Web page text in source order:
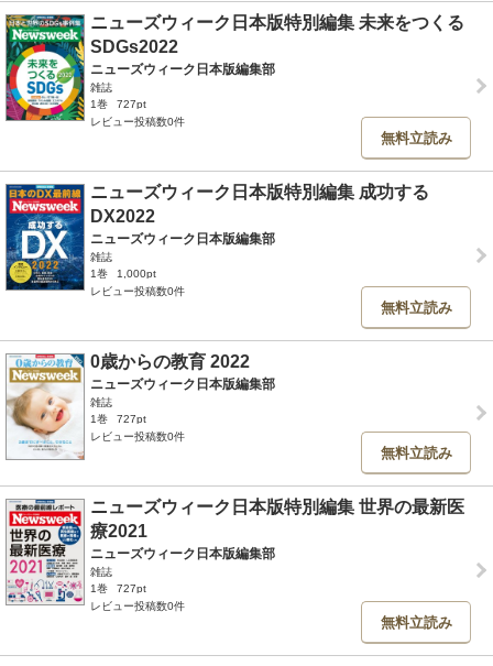
ニューズウィーク日本版特別編集 未来をつくる
SDGs2022
ニューズウィーク日本版編集部
雑誌
1巻
727pt
レビュー投稿数0件
無料立読み
ニューズウィーク日本版特別編集 成功する
DX2022
ニューズウィーク日本版編集部
雑誌
1巻
1,000pt
レビュー投稿数0件
無料立読み
0歳からの教育 2022
ニューズウィーク日本版編集部
雑誌
1巻
727pt
レビュー投稿数0件
無料立読み
ニューズウィーク日本版特別編集 世界の最新医
療2021
ニューズウィーク日本版編集部
雑誌
1巻
727pt
レビュー投稿数0件
無料立読み